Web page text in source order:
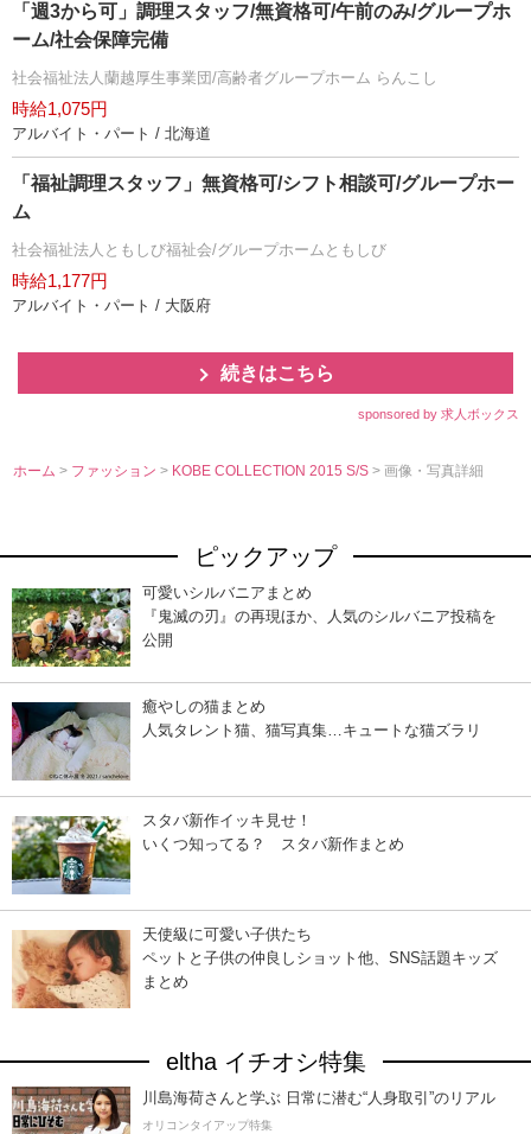
「週3から可」調理スタッフ/無資格可/午前のみ/グループホ
ーム/社会保障完備
社会福祉法人蘭越厚生事業団/高齢者グループホーム らんこし
時給1,075円
アルバイト・パート / 北海道
「福祉調理スタッフ」無資格可/シフト相談可/グループホー
ム
社会福祉法人ともしび福祉会/グループホームともしび
時給1,177円
アルバイト・パート / 大阪府
続きはこちら
sponsored by 求人ボックス
ホーム > ファッション> KOBE COLLECTION 2015 S/S> 画像・写真詳細
ピックアップ
可愛いシルバニアまとめ
『鬼滅の刃』の再現ほか、人気のシルバニア投稿を
公開
癒やしの猫まとめ
人気タレント猫、猫写真集…キュートな猫ズラリ
スタバ新作イッキ見せ！
いくつ知ってる？ スタバ新作まとめ
天使級に可愛い子供たち
ペットと子供の仲良しショット他、SNS話題キッズ
まとめ
eltha イチオシ特集
川島海荷さんと学ぶ 日常に潜む“人身取引”のリアル
オリコンタイアップ特集